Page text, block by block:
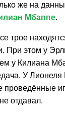
же на
Мбаппе.
трое
При этом у
у Килиана
У
проведённые
отдавал.